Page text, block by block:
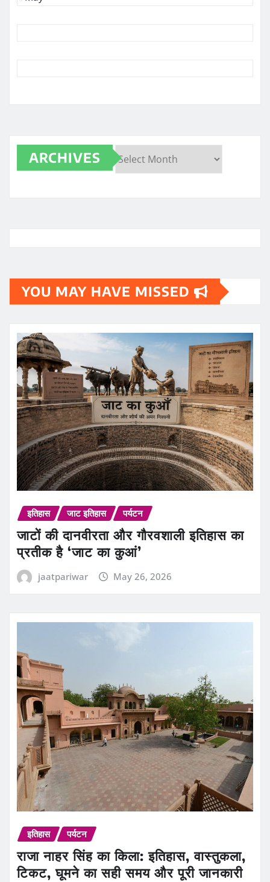
ARCHIVES
YOU MAY HAVE MISSED
इतिहास जाट इतिहास पर्यटन
जाटों की दानवीरता और गौरवशाली इतिहास का
प्रतीक है ‘जाट का कुआं’
jaatpariwar May 26, 2026
इतिहास पर्यटन
राजा नाहर सिंह का किला: इतिहास, वास्तुकला,
टिकट, घूमने का सही समय और पूरी जानकारी